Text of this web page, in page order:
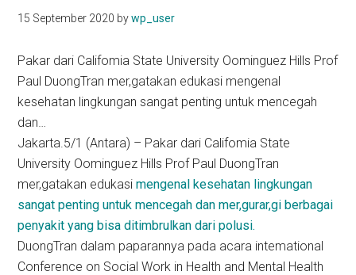
15 September 2020 bywp_user
Pakar dari Califomia State University Oominguez Hills Prof
Paul DuongTran mer,gatakan edukasi mengenal
kesehatan lingkungan sangat penting untuk mencegah
dan…
Jakarta.5/1 (Antara) – Pakar dari Califomia State
University Oominguez Hills Prof Paul DuongTran
mer,gatakan edukasimengenal kesehatan lingkungan
sangat penting untuk mencegah dan mer,gurar,gi berbagai
penyakit yang bisa ditimbrulkan dari polusi.
DuongTran dalam paparannya pada acara intemational
Conference on Social Work in Health and Mental Health